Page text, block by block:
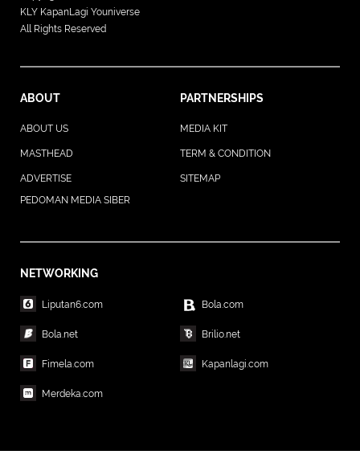
KLY KapanLagi Youniverse
All Rights Reserved
ABOUT PARTNERSHIPS
ABOUT US MEDIA KIT
MASTHEAD TERM & CONDITION
ADVERTISE
SITEMAP
PEDOMAN MEDIA SIBER
NETWORKING
Liputan6.com Bola.com
Bola.net Brilio.net
Fimela.com Kapanlagi.com
Merdeka.com